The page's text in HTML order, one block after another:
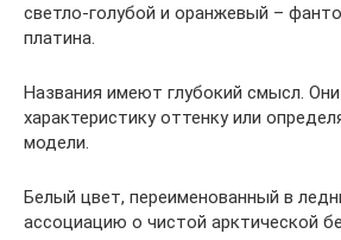
светло-голубой и оранжевый –
платина.
Названия имеют глубокий смысл.
характеристику оттенку или
модели.
Белый цвет, переименованный в
ассоциацию о чистой арктической